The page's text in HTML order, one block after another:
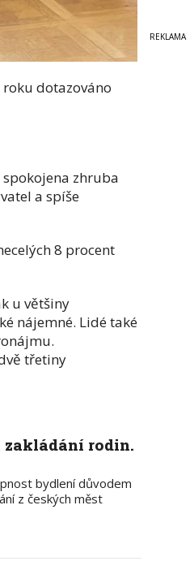
dotazováno
zhruba
a spíše
8 procent
u většiny
nájemné. Lidé také
třetiny
zakládání rodin.
bydlení důvodem
z českých měst